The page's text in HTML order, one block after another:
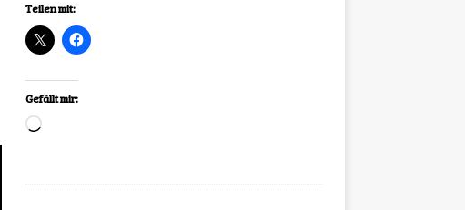
Teilen mit:
Gefällt mir:
Loading…